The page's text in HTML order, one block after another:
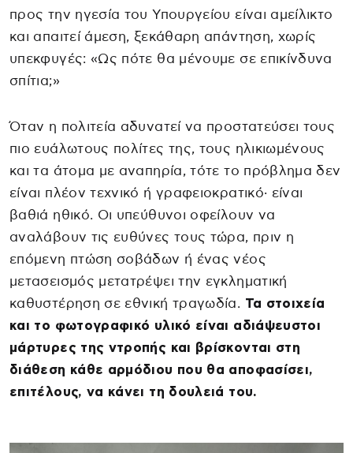
προς την ηγεσία του Υπουργείου είναι αμείλικτο
και απαιτεί άμεση, ξεκάθαρη απάντηση, χωρίς
υπεκφυγές: «Ως πότε θα μένουμε σε επικίνδυνα
σπίτια;»
Όταν η πολιτεία αδυνατεί να προστατεύσει τους
πιο ευάλωτους πολίτες της, τους ηλικιωμένους
και τα άτομα με αναπηρία, τότε το πρόβλημα δεν
είναι πλέον τεχνικό ή γραφειοκρατικό· είναι
βαθιά ηθικό. Οι υπεύθυνοι οφείλουν να
αναλάβουν τις ευθύνες τους τώρα, πριν η
επόμενη πτώση σοβάδων ή ένας νέος
μετασεισμός μετατρέψει την εγκληματική
καθυστέρηση σε εθνική τραγωδία. Τα στοιχεία
και το φωτογραφικό υλικό είναι αδιάψευστοι
μάρτυρες της ντροπής και βρίσκονται στη
διάθεση κάθε αρμόδιου που θα αποφασίσει,
επιτέλους, να κάνει τη δουλειά του.